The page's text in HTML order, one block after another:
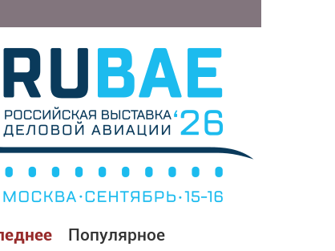
Популярное